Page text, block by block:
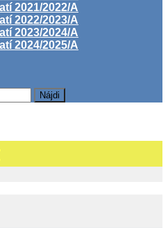
2021/2022/A
2022/2023/A
2023/2024/A
2024/2025/A